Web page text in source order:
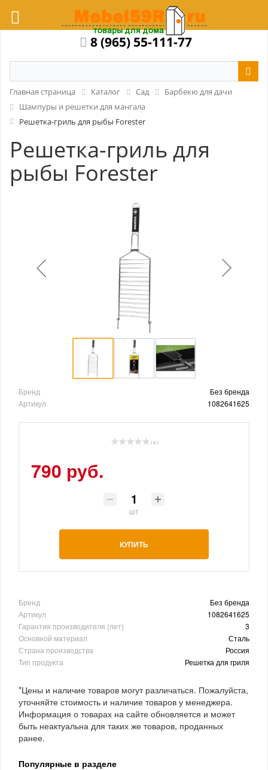
8 (965) 55-111-77
Главная страница Каталог Сад
Барбекю для дачи
Шампуры и решетки для мангала
Решетка-гриль для рыбы Forester
Решетка-гриль для
рыбы Forester
Бренд
Без бренда
Артикул
1082641625
( 0 )
790 руб.
шт
КУПИТЬ
Бренд
Без бренда
Артикул
1082641625
Гарантия производителя (лет)
3
Основной материал
Сталь
Страна производства
Россия
Тип продукта
Решетка для гриля
*Цены и наличие товаров могут различаться. Пожалуйста,
уточняйте стоимость и наличие товаров у менеджера.
Информация о товарах на сайте обновляется и может
быть неактуальна для таких же товаров, проданных
ранее.
Популярные в разделе